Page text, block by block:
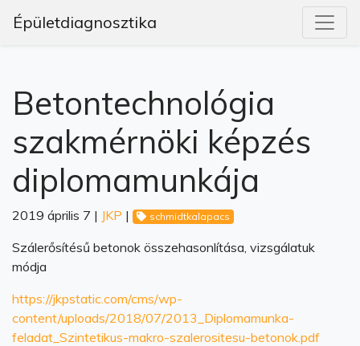
Épületdiagnosztika
Betontechnológia
szakmérnöki képzés
diplomamunkája
2019 április 7 | JKP | schmidtkalapacs
Szálerősítésű betonok összehasonlítása, vizsgálatuk
módja
https://jkpstatic.com/cms/wp-
content/uploads/2018/07/2013_Diplomamunka-
feladat_Szintetikus-makro-szalerositesu-betonok.pdf